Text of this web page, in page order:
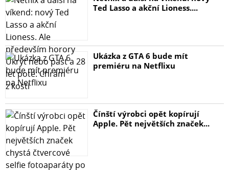
Ted Lasso a akční Lioness....
Ukázka z GTA 6 bude mít
premiéru na Netflixu
Čínští výrobci opět kopírují
Apple. Pět největších značek...